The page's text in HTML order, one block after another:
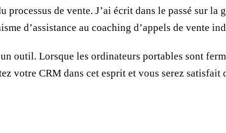
processus de vente. J’ai écrit dans le passé sur
d’assistance au coaching d’appels de vente
outil. Lorsque les ordinateurs portables sont
votre CRM dans cet esprit et vous serez